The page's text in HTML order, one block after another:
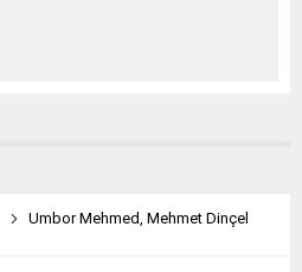
Umbor Mehmed, Mehmet Dinçel